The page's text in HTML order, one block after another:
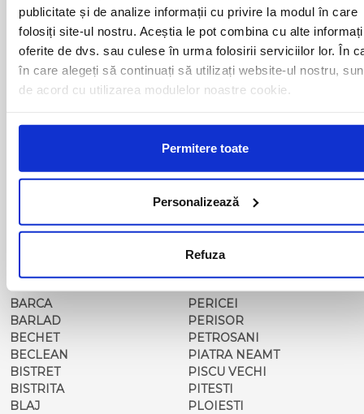
publicitate și de analize informații cu privire la modul în care
folosiți site-ul nostru. Aceștia le pot combina cu alte
oferite de dvs. sau culese în urma folosirii serviciilor lor. În
în care alegeți să continuați să utilizați website-ul nostru,
de acord cu utilizarea modulelor noastre cookie.
Permitere toate
Personalizează
Refuza
Curse din Romania catre FRANTA:
ACAS
ADJUD
ALEXANDRIA
ARAD
BAILE HERCULANE
BARCA
BARLAD
BECHET
BECLEAN
BISTRET
BISTRITA
BLAJ
MAGLAVIT
MIZIL
MOTCA
NUSFALAU
ONESTI
ORADEA
PERICEI
PERISOR
PETROSANI
PIATRA NEAMT
PISCU VECHI
PITESTI
PLOIESTI